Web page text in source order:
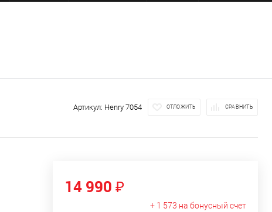
Артикул: Henry 7054 ОТЛОЖИТЬ СРАВНИТЬ
14 990 ₽
+ 1 573 на бонусный счет